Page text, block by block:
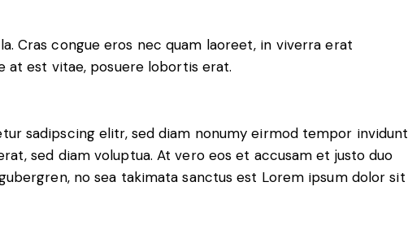
Cras congue eros nec quam laoreet, in viverra erat
at est vitae, posuere lobortis erat.
sadipscing elitr, sed diam nonumy eirmod tempor invidunt
sed diam voluptua. At vero eos et accusam et justo duo
no sea takimata sanctus est Lorem ipsum dolor sit